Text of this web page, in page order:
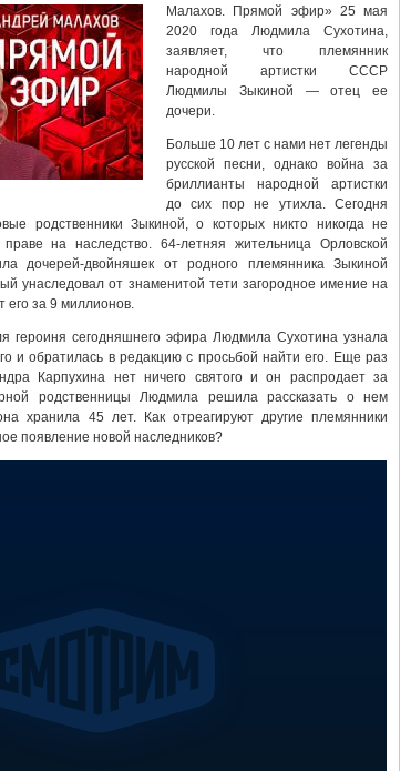
Малахов. Прямой эфир» 25 мая
2020 года Людмила Сухотина,
заявляет, что племянник
народной артистки СССР
Людмилы Зыкиной — отец ее
дочери.
Больше 10 лет с нами нет легенды
русской песни, однако война за
бриллианты народной артистки
до сих пор не утихла. Сегодня
родственники Зыкиной, о которых никто никогда не
на наследство. 64-летняя жительница Орловской
дочерей-двойняшек от родного племянника Зыкиной
унаследовал от знаменитой тети загородное имение на
его за 9 миллионов.
героиня сегодняшнего эфира Людмила Сухотина узнала
и обратилась в редакцию с просьбой найти его. Еще раз
Карпухина нет ничего святого и он распродает за
родственницы Людмила решила рассказать о нем
хранила 45 лет. Как отреагируют другие племянники
появление новой наследников?